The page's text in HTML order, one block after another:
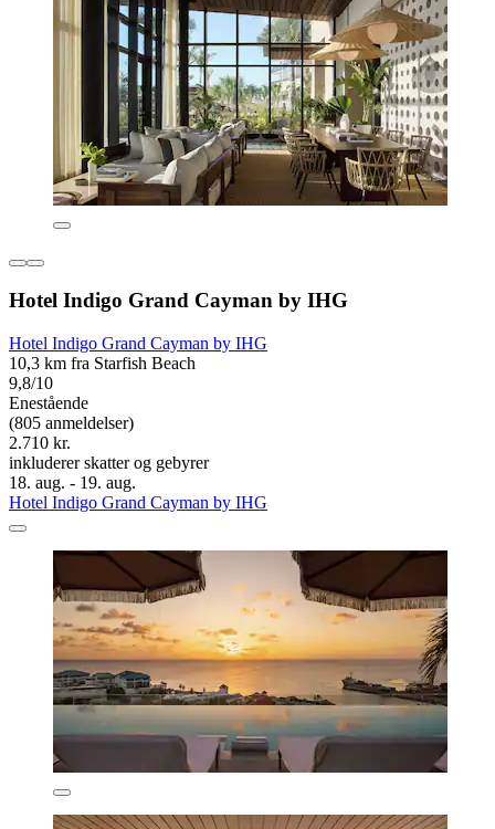
Hotel Indigo Grand Cayman by IHG
Hotel Indigo Grand Cayman by IHG
10,3 km fra Starfish Beach
9,8/10
Enestående
(805 anmeldelser)
2.710 kr.
inkluderer skatter og gebyrer
18. aug. - 19. aug.
Hotel Indigo Grand Cayman by IHG